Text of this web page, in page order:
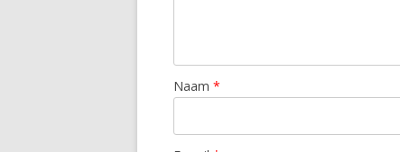
Naam *